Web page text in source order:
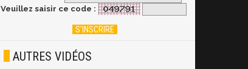
Veuillez saisir ce code :
AUTRES VIDÉOS